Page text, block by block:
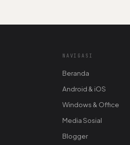
NAVIGASI
Beranda
Android & iOS
Windows & Office
Media Sosial
Blogger